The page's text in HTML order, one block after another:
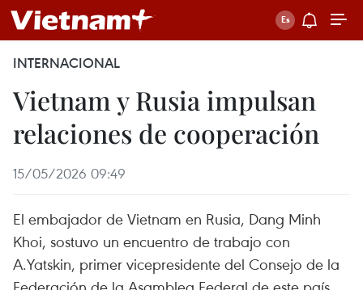
INTERNACIONAL
Vietnam y Rusia impulsan
relaciones de cooperación
15/05/2026 09:49
El embajador de Vietnam en Rusia, Dang Minh
Khoi, sostuvo un encuentro de trabajo con
A.Yatskin, primer vicepresidente del Consejo de la